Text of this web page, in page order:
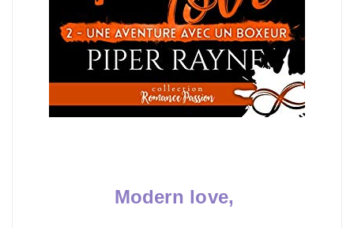
Modern love,